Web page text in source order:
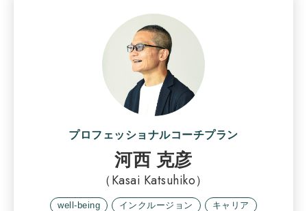
プロフェッショナルコーチプラン
河西 克彦
（Kasai Katsuhiko）
well-being インクルージョン
キャリア